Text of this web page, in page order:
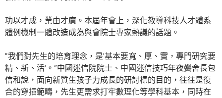
功以才成，業由才廣。本屆年會上，深化教導科技人才體系
體例機制一體改造成為與會院士專家熱議的話題。
“我們對先生的培育理念，是‘基本要寬、厚、實，專門研究要
精、新、活’。”中國迷信院院士、中國迷信技巧年夜黌舍長包
信和說，面向新質生孩子力成長的研討標的目的，往往是復
合的穿插範疇，先生更需求打牢數理化等學科基本，同時在